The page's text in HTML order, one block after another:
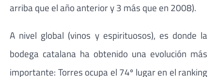
arriba que el año anterior y 3 más que en 2008).
A nivel global (vinos y espirituosos), es donde la
bodega catalana ha obtenido una evolución más
importante: Torres ocupa el 74º lugar en el ranking